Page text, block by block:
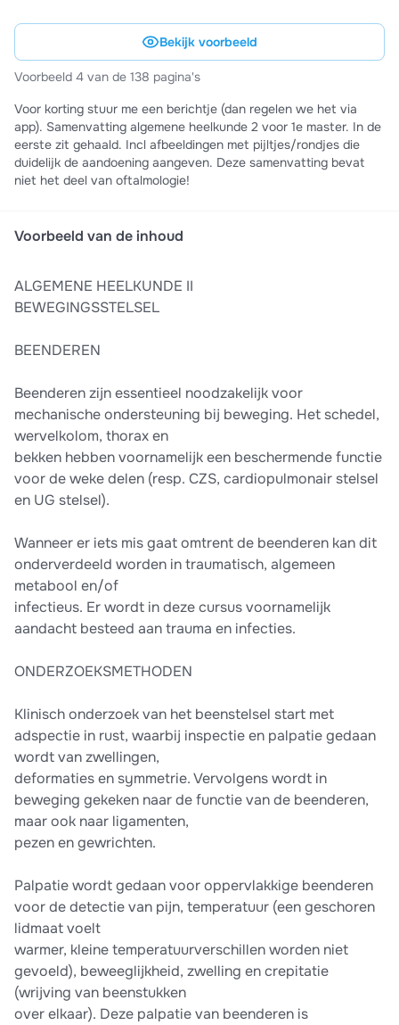
Bekijk voorbeeld
Voorbeeld 4 van de 138 pagina's
Voor korting stuur me een berichtje (dan regelen we het via
app). Samenvatting algemene heelkunde 2 voor 1e master. In de
eerste zit gehaald. Incl afbeeldingen met pijltjes/rondjes die
duidelijk de aandoening aangeven. Deze samenvatting bevat
niet het deel van oftalmologie!
Voorbeeld van de inhoud
ALGEMENE HEELKUNDE II
BEWEGINGSSTELSEL
BEENDEREN
Beenderen zijn essentieel noodzakelijk voor
mechanische ondersteuning bij beweging. Het schedel,
wervelkolom, thorax en
bekken hebben voornamelijk een beschermende functie
voor de weke delen (resp. CZS, cardiopulmonair stelsel
en UG stelsel).
Wanneer er iets mis gaat omtrent de beenderen kan dit
onderverdeeld worden in traumatisch, algemeen
metabool en/of
infectieus. Er wordt in deze cursus voornamelijk
aandacht besteed aan trauma en infecties.
ONDERZOEKSMETHODEN
Klinisch onderzoek van het beenstelsel start met
adspectie in rust, waarbij inspectie en palpatie gedaan
wordt van zwellingen,
deformaties en symmetrie. Vervolgens wordt in
beweging gekeken naar de functie van de beenderen,
maar ook naar ligamenten,
pezen en gewrichten.
Palpatie wordt gedaan voor oppervlakkige beenderen
voor de detectie van pijn, temperatuur (een geschoren
lidmaat voelt
warmer, kleine temperatuurverschillen worden niet
gevoeld), beweeglijkheid, zwelling en crepitatie
(wrijving van beenstukken
over elkaar). Deze palpatie van beenderen is